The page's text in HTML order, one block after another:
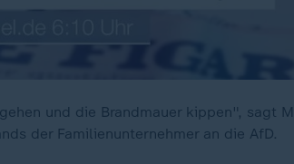
und die Brandmauer kippen", sagt
der Familienunternehmer an die AfD.